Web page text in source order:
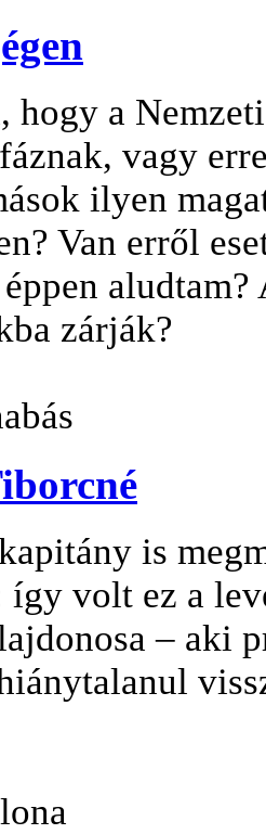
a
vagy
ilyen
Van erről
zárják?
is
így volt ez a
– aki